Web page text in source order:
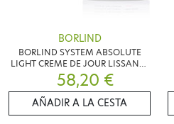
BORLIND
BORLIND SYSTEM ABSOLUTE
LIGHT CREME DE JOUR LISSANTE
50ML
58,20 €
AÑADIR A LA CESTA